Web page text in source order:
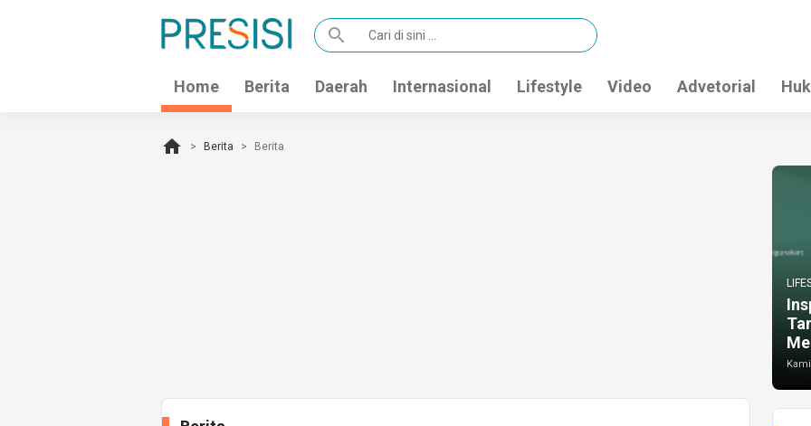
search
Home Berita Daerah Internasional Lifestyle Video Advetorial
home Berita Berita